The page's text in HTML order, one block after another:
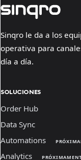
Sinqro le da a los
operativa para
día a día.
SOLUCIONES
Order Hub
Data Sync
Automations
Analytics